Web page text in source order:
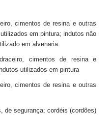
cimentos de resina e outras
em pintura; indutos não
em alvenaria.
cimentos de resina e
utilizados em pintura
cimentos de resina e outras
de segurança; cordéis (cordões)